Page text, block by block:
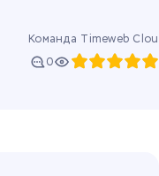
Команда Timeweb
0